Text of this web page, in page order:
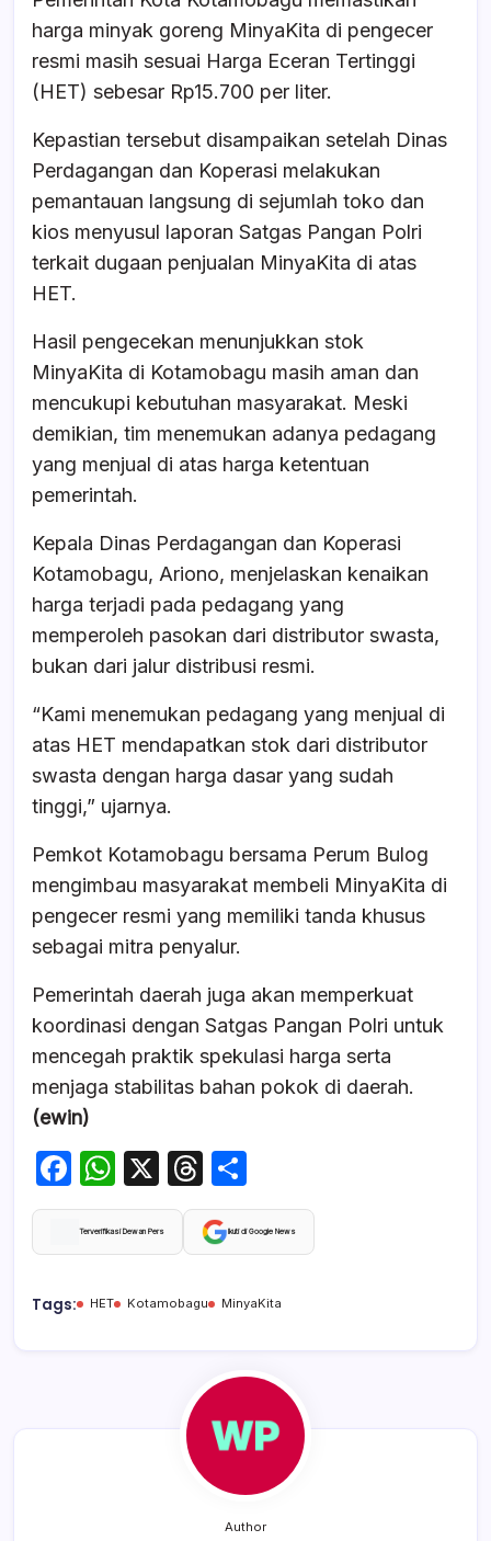
e
b
o
o
k
s
A
p
p
a
d
s
e
harga minyak goreng MinyaKita di pengecer
resmi masih sesuai Harga Eceran Tertinggi
(HET) sebesar Rp15.700 per liter.
Kepastian tersebut disampaikan setelah Dinas
Perdagangan dan Koperasi melakukan
pemantauan langsung di sejumlah toko dan
kios menyusul laporan Satgas Pangan Polri
terkait dugaan penjualan MinyaKita di atas
HET.
Hasil pengecekan menunjukkan stok
MinyaKita di Kotamobagu masih aman dan
mencukupi kebutuhan masyarakat. Meski
demikian, tim menemukan adanya pedagang
yang menjual di atas harga ketentuan
pemerintah.
Kepala Dinas Perdagangan dan Koperasi
Kotamobagu, Ariono, menjelaskan kenaikan
harga terjadi pada pedagang yang
memperoleh pasokan dari distributor swasta,
bukan dari jalur distribusi resmi.
“Kami menemukan pedagang yang menjual di
atas HET mendapatkan stok dari distributor
swasta dengan harga dasar yang sudah
tinggi,” ujarnya.
Pemkot Kotamobagu bersama Perum Bulog
mengimbau masyarakat membeli MinyaKita di
pengecer resmi yang memiliki tanda khusus
sebagai mitra penyalur.
Pemerintah daerah juga akan memperkuat
koordinasi dengan Satgas Pangan Polri untuk
mencegah praktik spekulasi harga serta
menjaga stabilitas bahan pokok di daerah.
(ewin)
F
a
c
b
W
h
at
A
X
T
hr
e
d
h
ar
Terverifikasi Dewan Pers Ikuti di Google News
Tags: HET Kotamobagu MinyaKita
Author